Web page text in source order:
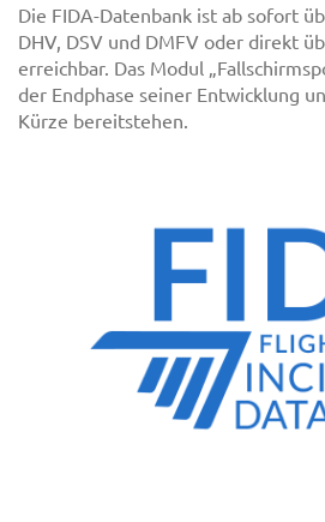
Die FIDA-Datenbank ist ab sofort
DHV, DSV und DMFV oder direkt
erreichbar. Das Modul
der Endphase seiner Entwicklung
Kürze bereitstehen.